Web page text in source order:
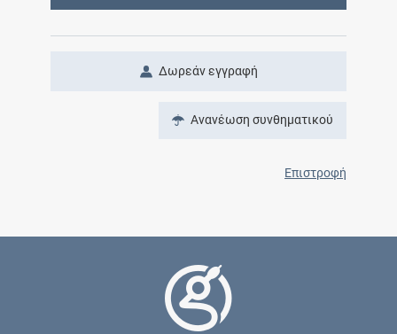
Δωρεάν εγγραφή
Ανανέωση συνθηματικού
Επιστροφή